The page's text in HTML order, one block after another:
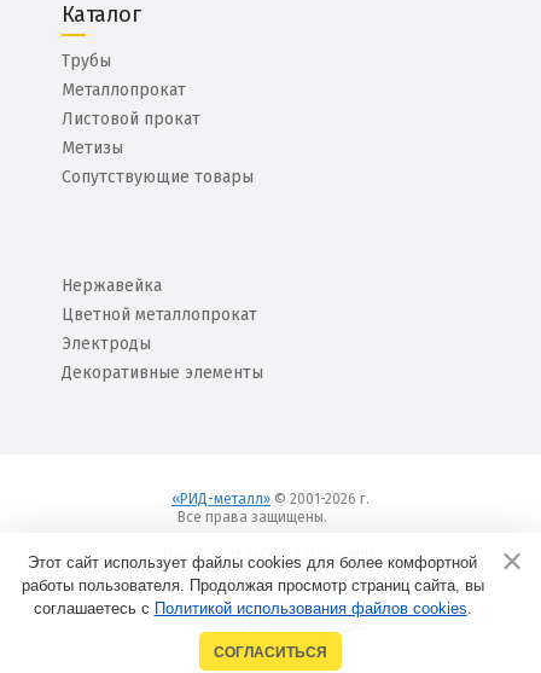
Каталог
Трубы
Металлопрокат
Листовой прокат
Метизы
Сопутствующие товары
Нержавейка
Цветной металлопрокат
Электроды
Декоративные элементы
«РИД-металл»© 2001-2026 г.
Все права защищены.
Пользовательское соглашение
Создание сайтов в
Этот сайт использует файлы cookies для более комфортной
работы пользователя. Продолжая просмотр страниц сайта, вы
соглашаетесь с Политикой использования файлов cookies.
СОГЛАСИТЬСЯ